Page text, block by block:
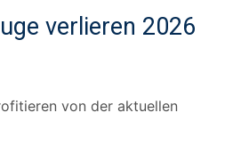
verlieren 2026
von der aktuellen